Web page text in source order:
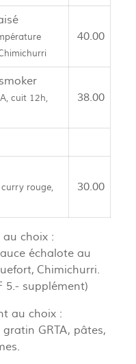
40.00
cuit 12h,
38.00
rouge,
30.00
au choix :
échalote au
Chimichurri.
5.- supplément)
au choix :
GRTA, pâtes,